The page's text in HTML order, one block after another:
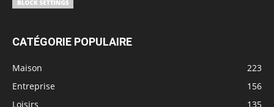
CATÉGORIE POPULAIRE
Maison
223
Entreprise
156
Loisirs
135